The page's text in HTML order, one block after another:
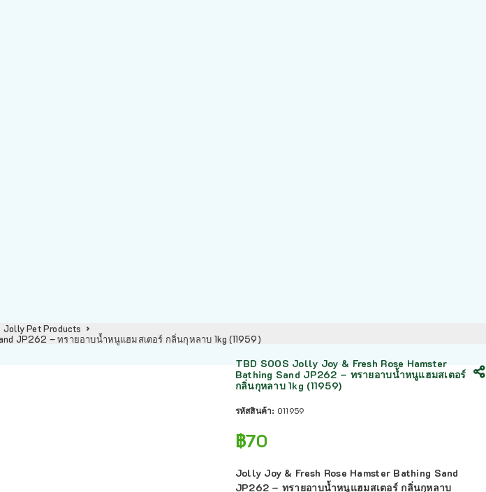
Jolly Pet Products
JP262 – ทรายอาบน้ำหนูแฮมสเตอร์ กลิ่นกุหลาบ 1kg (11959)
TBD SOOS Jolly Joy & Fresh Rose Hamster
Bathing Sand JP262 – ทรายอาบน้ำหนูแฮมสเตอร์
กลิ่นกุหลาบ 1kg (11959)
รหัสสินค้า: 011959
฿70
Jolly Joy & Fresh Rose Hamster Bathing Sand
JP262 – ทรายอาบน้ำหนูแฮมสเตอร์ กลิ่นกุหลาบ